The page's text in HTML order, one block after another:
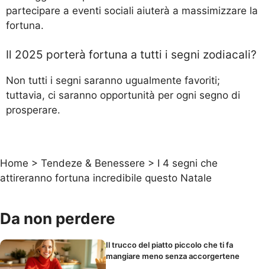
partecipare a eventi sociali aiuterà a massimizzare la
fortuna.
Il 2025 porterà fortuna a tutti i segni zodiacali?
Non tutti i segni saranno ugualmente favoriti;
tuttavia, ci saranno opportunità per ogni segno di
prosperare.
Home > Tendeze & Benessere > I 4 segni che
attireranno fortuna incredibile questo Natale
Da non perdere
Il trucco del piatto piccolo che ti fa
mangiare meno senza accorgertene